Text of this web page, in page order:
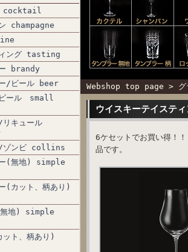
cocktail
champagne
ィング tasting
ー brandy
ー/ビール beer
ビール small
キュール
/ゾンビ collins
ー(無地) simple
(カット、柄あり)
地) simple
ット、柄あり)
Webshop top page >
ウイスキーテイステ
6ケセットでお買い得！
品です。